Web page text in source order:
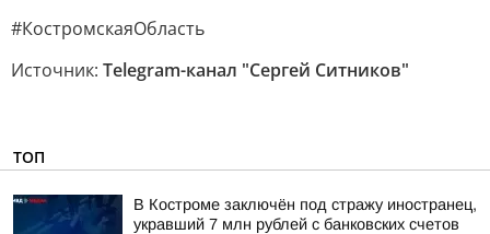
#КостромскаяОбласть
Источник: Telegram-канал "Сергей Ситников"
ТОП
В Костроме заключён под стражу иностранец,
укравший 7 млн рублей с банковских счетов